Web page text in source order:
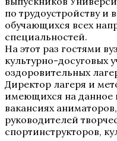
по трудоустройству и
обучающихся всех
специальностей.
На этот раз гостями
культурно-досуговых
оздоровительных
Директор лагеря и
имеющихся на данное
вакансиях
руководителей
спортинструкторов,